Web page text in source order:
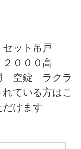
ット吊戸
０００高
空錠 ラクラ
ている方はこ
けます